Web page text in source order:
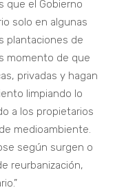
que el Gobierno
solo en algunas
plantaciones de
momento de que
privadas y hagan
limpiando lo
a los propietarios
medioambiente.
según surgen o
reurbanización,